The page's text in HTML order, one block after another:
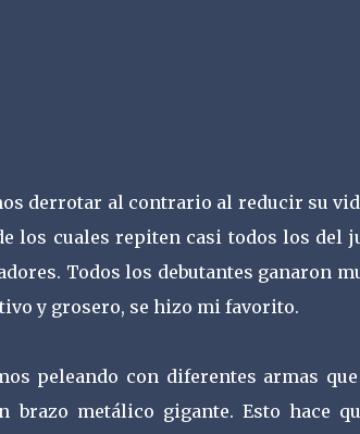
derrotar al contrario al reducir su
los cuales repiten casi todos los del
Todos los debutantes ganaron
y grosero, se hizo mi favorito.
peleando con diferentes armas
brazo metálico gigante. Esto hace